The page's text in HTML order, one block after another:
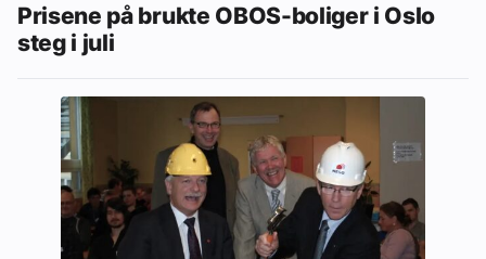
Prisene på brukte OBOS-boliger i Oslo
steg i juli